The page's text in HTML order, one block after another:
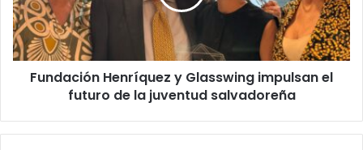
el
futuro
de
la
juventud
salvadoreña
Fundación Henríquez y Glasswing impulsan el
futuro de la juventud salvadoreña